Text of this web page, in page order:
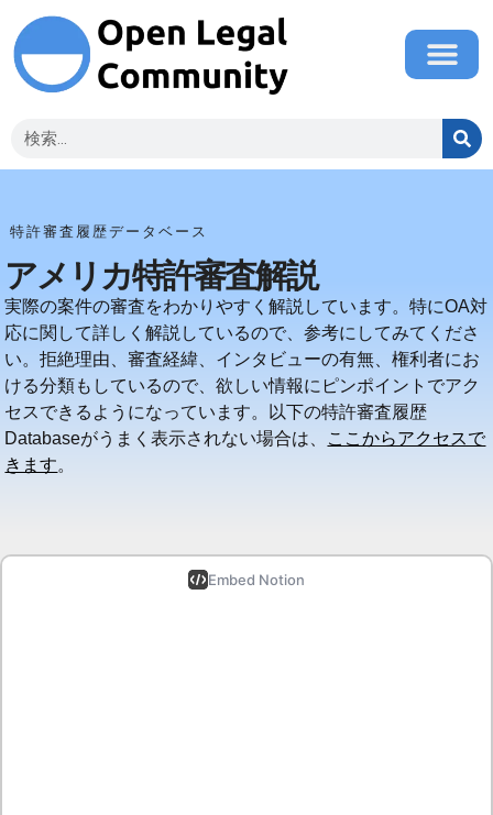
特許審査履歴データベース
アメリカ特許審査解説
実際の案件の審査をわかりやすく解説しています。特にOA対
応に関して詳しく解説しているので、参考にしてみてくださ
い。拒絶理由、審査経緯、インタビューの有無、権利者にお
ける分類もしているので、欲しい情報にピンポイントでアク
セスできるようになっています。以下の特許審査履歴
Databaseがうまく表示されない場合は、 ここからアクセスで
きます。